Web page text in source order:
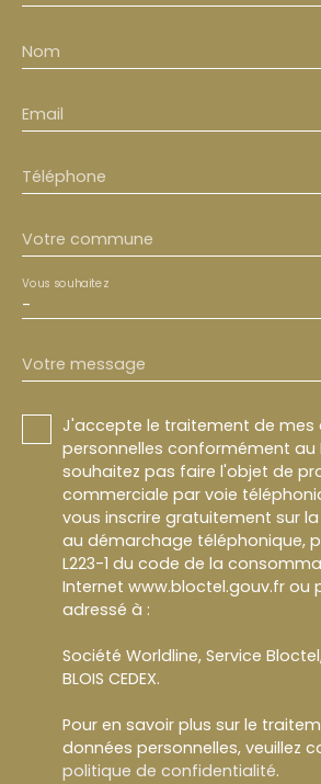
Nom
Email
Téléphone
Votre commune
-
Vous souhaitez
Votre message
J'accepte le traitement de mes
personnelles conformément au
souhaitez pas faire l'objet de
commerciale par voie
vous inscrire gratuitement sur
au démarchage téléphonique,
L223-1 du code de la
Internet www.bloctel.gouv.fr ou
adressé à :
Société Worldline, Service Bloctel,
BLOIS CEDEX.
Pour en savoir plus sur le
données personnelles, veuillez
politique de confidentialité.